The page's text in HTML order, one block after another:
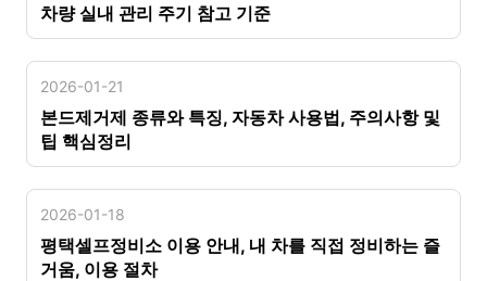
차량 실내 관리 주기 참고 기준
2026-01-21
본드제거제 종류와 특징, 자동차 사용법, 주의사항 및
팁 핵심정리
2026-01-18
평택셀프정비소 이용 안내, 내 차를 직접 정비하는 즐
거움, 이용 절차